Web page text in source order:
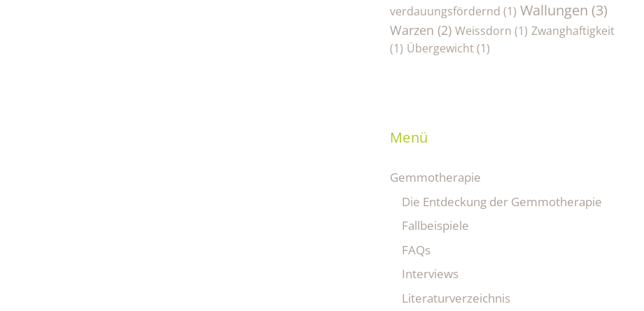
verdauungsfördernd (1) Wallungen (3)
Warzen (2) Weissdorn (1) Zwanghaftigkeit
(1) Übergewicht(1)
Menü
Gemmotherapie
Die Entdeckung der Gemmotherapie
Fallbeispiele
FAQs
Interviews
Literaturverzeichnis